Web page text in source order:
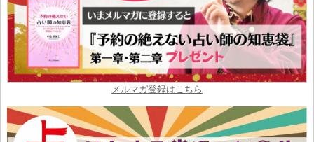
メルマガ登録はこちら